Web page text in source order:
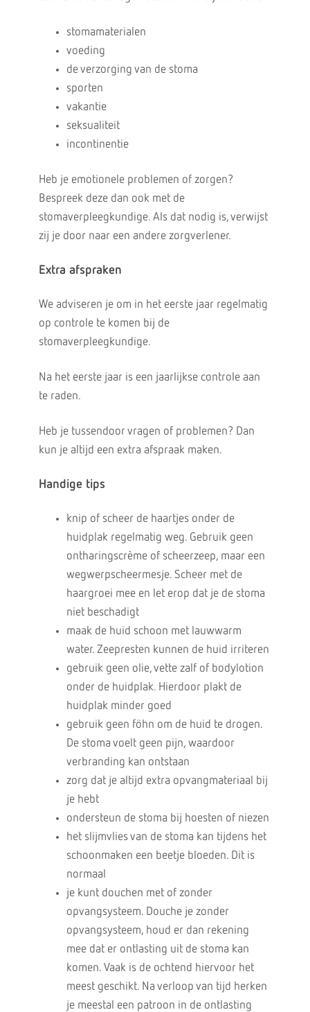
stomamaterialen
voeding
de verzorging van de stoma
sporten
vakantie
seksualiteit
incontinentie
Heb je emotionele problemen of zorgen?
Bespreek deze dan ook met de
stomaverpleegkundige. Als dat nodig is, verwijst
zij je door naar een andere zorgverlener.
Extra afspraken
We adviseren je om in het eerste jaar regelmatig
op controle te komen bij de
stomaverpleegkundige.
Na het eerste jaar is een jaarlijkse controle aan
te raden.
Heb je tussendoor vragen of problemen? Dan
kun je altijd een extra afspraak maken.
Handige tips
knip of scheer de haartjes onder de
huidplak regelmatig weg. Gebruik geen
ontharingscrème of scheerzeep, maar een
wegwerpscheermesje. Scheer met de
haargroei mee en let erop dat je de stoma
niet beschadigt
maak de huid schoon met lauwwarm
water. Zeepresten kunnen de huid irriteren
gebruik geen olie, vette zalf of bodylotion
onder de huidplak. Hierdoor plakt de
huidplak minder goed
gebruik geen föhn om de huid te drogen.
De stoma voelt geen pijn, waardoor
verbranding kan ontstaan
zorg dat je altijd extra opvangmateriaal bij
je hebt
ondersteun de stoma bij hoesten of niezen
het slijmvlies van de stoma kan tijdens het
schoonmaken een beetje bloeden. Dit is
normaal
je kunt douchen met of zonder
opvangsysteem. Douche je zonder
opvangsysteem, houd er dan rekening
mee dat er ontlasting uit de stoma kan
komen. Vaak is de ochtend hiervoor het
meest geschikt. Na verloop van tijd herken
je meestal een patroon in de ontlasting